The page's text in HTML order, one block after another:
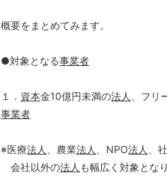
概要をまとめてみます。
●対象となる事業者
１． 資本金10億円未満の法人
、フ
事業者
※医療法人 、農業法人 、NPO法人 、
会社以外の法人 も幅広く対象とな